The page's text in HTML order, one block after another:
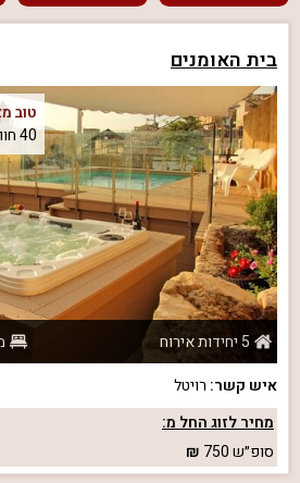
בית האומנים
טוב
40 חוות דעת אמיתיות
5 יחידות אירוח
איש קשר: רויטל
מחיר לזוג החל מ:
סופ״ש750